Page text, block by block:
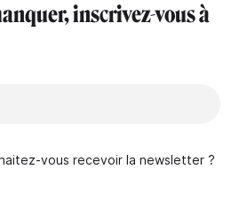
inscrivez-vous à
vous recevoir la newsletter ?